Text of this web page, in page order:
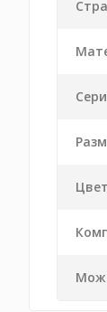
Цвет